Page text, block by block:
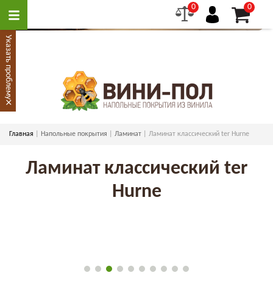
0 0
Главная Напольные покрытия Ламинат Ламинат классический ter Hurne
Ламинат классический ter
Hurne
Указать проблему
×